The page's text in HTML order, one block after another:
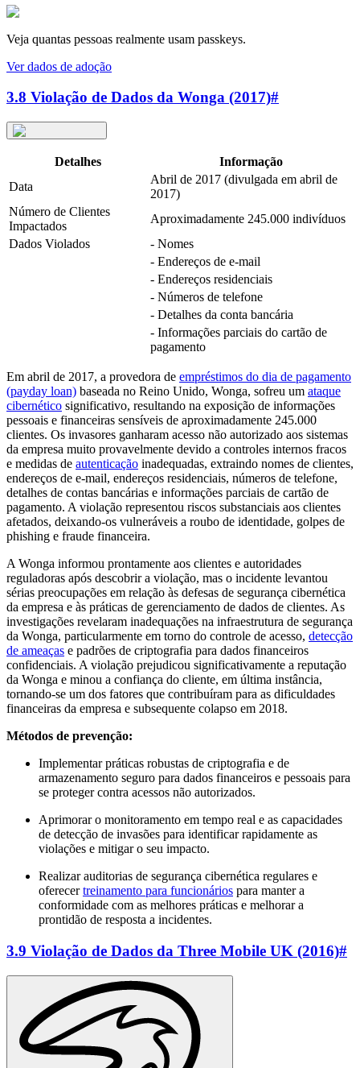
Veja quantas pessoas realmente usam passkeys.
Ver dados de adoção
3.8 Violação de Dados da Wonga (2017)#
Detalhes
Informação
Data
Abril de 2017 (divulgada em abril de
2017)
Número de Clientes
Impactados
Aproximadamente 245.000 indivíduos
Dados Violados
- Nomes
- Endereços de e-mail
- Endereços residenciais
- Números de telefone
- Detalhes da conta bancária
- Informações parciais do cartão de
pagamento
Em abril de 2017, a provedora de empréstimos do dia de pagamento
(payday loan) baseada no Reino Unido, Wonga, sofreu um ataque
cibernético significativo, resultando na exposição de informações
pessoais e financeiras sensíveis de aproximadamente 245.000
clientes. Os invasores ganharam acesso não autorizado aos sistemas
da empresa muito provavelmente devido a controles internos fracos
e medidas de autenticação inadequadas, extraindo nomes de clientes,
endereços de e-mail, endereços residenciais, números de telefone,
detalhes de contas bancárias e informações parciais de cartão de
pagamento. A violação representou riscos substanciais aos clientes
afetados, deixando-os vulneráveis ​​a roubo de identidade, golpes de
phishing e fraude financeira.
A Wonga informou prontamente aos clientes e autoridades
reguladoras após descobrir a violação, mas o incidente levantou
sérias preocupações em relação às defesas de segurança cibernética
da empresa e às práticas de gerenciamento de dados de clientes. As
investigações revelaram inadequações na infraestrutura de segurança
da Wonga, particularmente em torno do controle de acesso, detecção
de ameaças e padrões de criptografia para dados financeiros
confidenciais. A violação prejudicou significativamente a reputação
da Wonga e minou a confiança do cliente, em última instância,
tornando-se um dos fatores que contribuíram para as dificuldades
financeiras da empresa e subsequente colapso em 2018.
Métodos de prevenção:
Implementar práticas robustas de criptografia e de
armazenamento seguro para dados financeiros e pessoais para
se proteger contra acessos não autorizados.
Aprimorar o monitoramento em tempo real e as capacidades
de detecção de invasões para identificar rapidamente as
violações e mitigar o seu impacto.
Realizar auditorias de segurança cibernética regulares e
oferecertreinamento para funcionários para manter a
conformidade com as melhores práticas e melhorar a
prontidão de resposta a incidentes.
3.9 Violação de Dados da Three Mobile UK (2016)#